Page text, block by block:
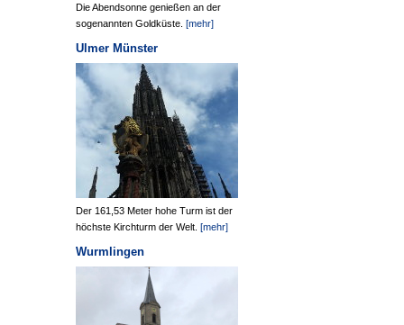
Die Abendsonne genießen an der
sogenannten Goldküste. [mehr]
Ulmer Münster
Der 161,53 Meter hohe Turm ist der
höchste Kirchturm der Welt. [mehr]
Wurmlingen